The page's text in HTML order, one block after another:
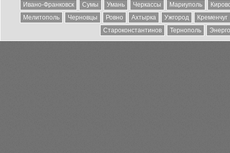
Ивано-Франковск
Сумы Умань Черкассы Мариуполь
Мелитополь
Черновцы Ровно Ахтырка Ужгород
Кременчуг
Староконстантинов
Тернополь